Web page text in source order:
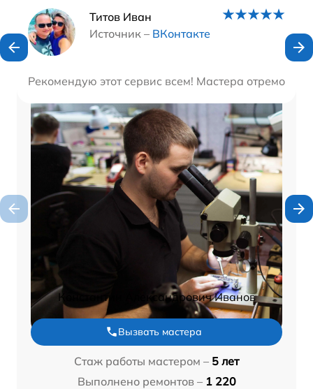
Титов Иван
Источник – ВКонтакте
Рекомендую этот сервис всем! Мастера
Наши мастера
Константин Александрович Иванов
Вызвать мастера
Стаж работы мастером – 5 лет
Выполнено ремонтов – 1 220